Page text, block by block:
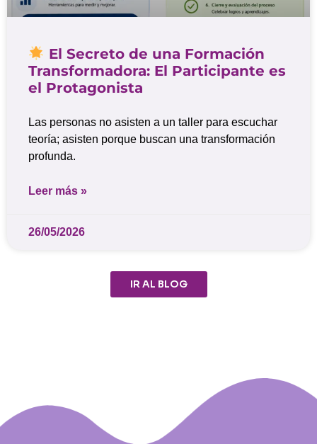
El Secreto de una Formación
Transformadora: El Participante es
el Protagonista
Las personas no asisten a un taller para escuchar
teoría; asisten porque buscan una transformación
profunda.
Leer más »
26/05/2026
IR AL BLOG